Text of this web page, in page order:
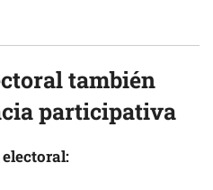
también
participativa